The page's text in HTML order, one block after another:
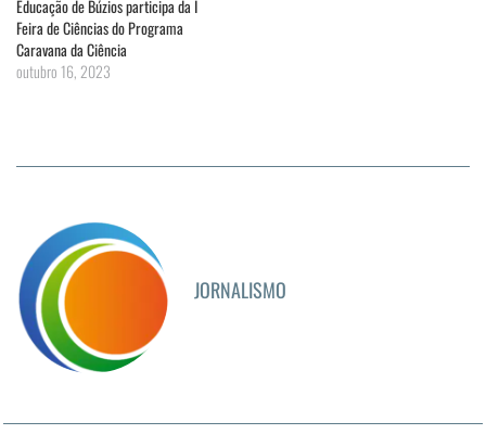
Educação de Búzios participa da I
Feira de Ciências do Programa
Caravana da Ciência
outubro 16, 2023
JORNALISMO